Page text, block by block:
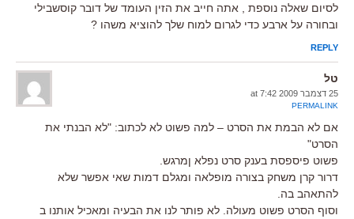
לסיום שאלה נוספת , אתה חייב את הזין העומד של דובר קוסשבילי
ובחורה על ארבע כדי לגרום למוח שלך להוציא משהו ?
REPLY
טל
25 דצמבר 2009 at 7:42
PERMALINK
אם לא הבמת את הסרט – למה פשוט לא לכתוב: "לא הבנתי את
הסרט"
פשוט פיספסת בענק סרט נפלא ןמרגש.
דרור קרן משחק בצורה מופלאה ומגלם דמות שאי אפשר שלא
להתאהב בה.
וסוף הסרט פשוט מעולה. לא פותר לנו את הבעיה ומאכיל אותנו ב